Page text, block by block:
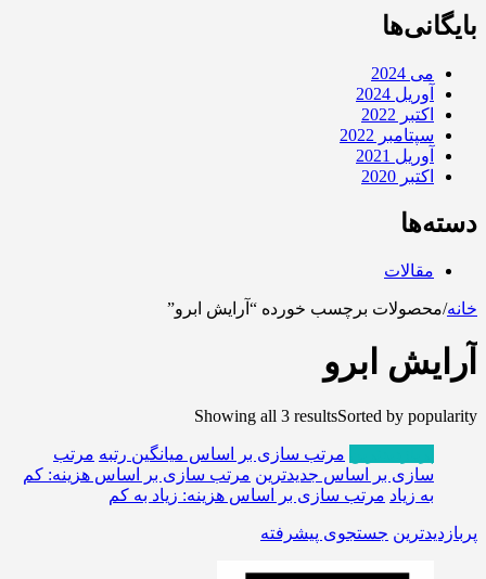
بایگانی‌ها
می 2024
آوریل 2024
اکتبر 2022
سپتامبر 2022
آوریل 2021
اکتبر 2020
دسته‌ها
مقالات
خانه/محصولات برچسب خورده “آرایش ابرو”
آرایش ابرو
Showing all 3 resultsSorted by popularity
مرتب سازی بر اساس میانگین رتبه مرتب
سازی بر اساس جدیدترین مرتب سازی بر اساس هزینه: کم
به زیاد مرتب سازی بر اساس هزینه: زیاد به کم
پربازدیدترین جستجوی پیشرفته